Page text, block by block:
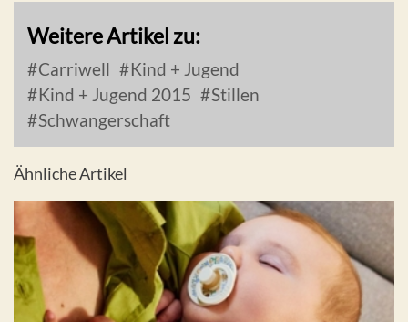
Weitere Artikel zu:
Carriwell
Kind + Jugend
Kind + Jugend 2015
Stillen
Schwangerschaft
Ähnliche Artikel